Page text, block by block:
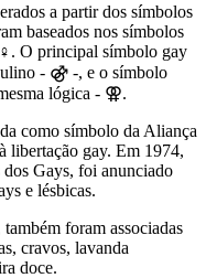
a partir dos símbolos
baseados nos símbolos
O principal símbolo gay
- ⚣ -, e o símbolo
lógica - ⚢.
como símbolo da Aliança
libertação gay. Em 1974,
Gays, foi anunciado
e lésbicas.
foram associadas
cravos, lavanda
doce.